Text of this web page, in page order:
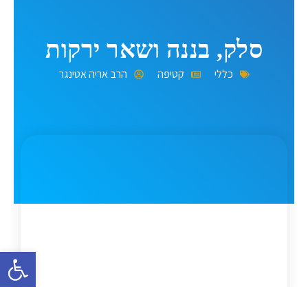
פתח
סלק, בננה ושאר ירקות
כללי קטיפה הרב אריה אטינגר